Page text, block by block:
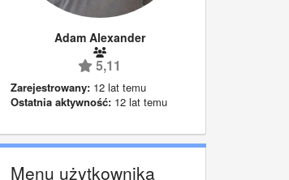
Adam Alexander
5,11
Zarejestrowany: 12 lat temu
Ostatnia aktywność: 12 lat temu
Menu użytkownika